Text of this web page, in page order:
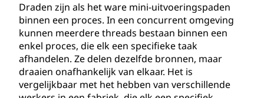
Draden zijn als het ware mini-uitvoeringspaden
binnen een proces. In een concurrent omgeving
kunnen meerdere threads bestaan binnen een
enkel proces, die elk een specifieke taak
afhandelen. Ze delen dezelfde bronnen, maar
draaien onafhankelijk van elkaar. Het is
vergelijkbaar met het hebben van verschillende